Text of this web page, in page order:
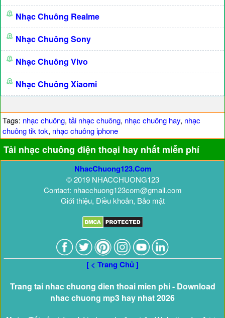
Nhạc Chuông Realme
Nhạc Chuông Sony
Nhạc Chuông Vivo
Nhạc Chuông Xiaomi
Tags: nhạc chuông, tải nhạc chuông, nhạc chuông hay, nhạc
chuông tik tok, nhạc chuông iphone
Tải nhạc chuông điện thoại hay nhất miễn phí
NhacChuong123.Com
© 2019 NHACCHUONG123
Contact: nhacchuong123com@gmail.com
Giới thiệu, Điều khoản, Bảo mật
[ < Trang Chủ ]
Trang tai nhac chuong dien thoai mien phi - Download
nhac chuong mp3 hay nhat 2026